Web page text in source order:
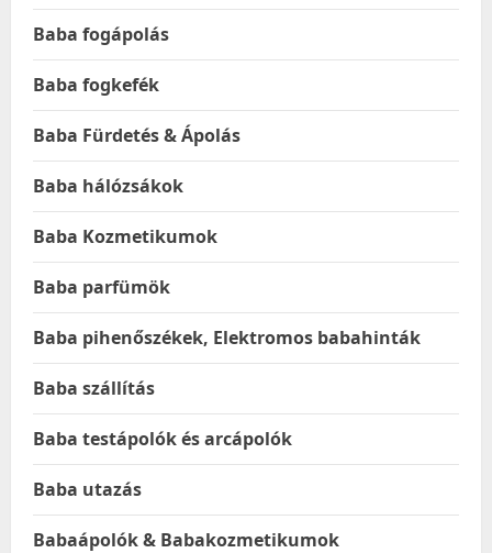
Baba fogápolás
Baba fogkefék
Baba Fürdetés & Ápolás
Baba hálózsákok
Baba Kozmetikumok
Baba parfümök
Baba pihenőszékek, Elektromos babahinták
Baba szállítás
Baba testápolók és arcápolók
Baba utazás
Babaápolók & Babakozmetikumok